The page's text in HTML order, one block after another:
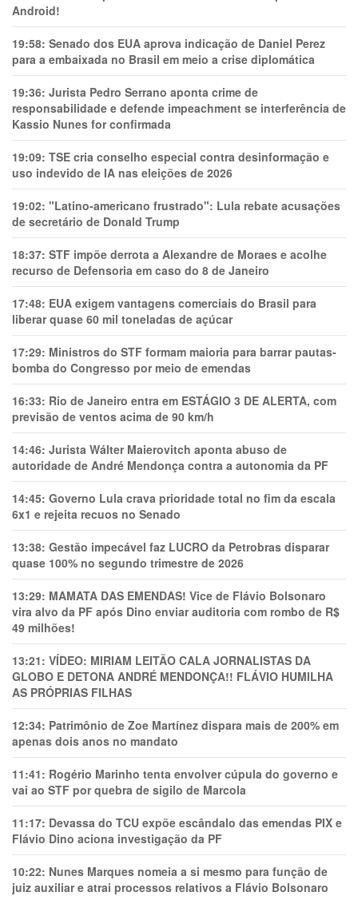
Android!
19:58: Senado dos EUA aprova indicação de Daniel Perez
para a embaixada no Brasil em meio a crise diplomática
19:36: Jurista Pedro Serrano aponta crime de
responsabilidade e defende impeachment se interferência de
Kassio Nunes for confirmada
19:09: TSE cria conselho especial contra desinformação e
uso indevido de IA nas eleições de 2026
19:02: "Latino-americano frustrado": Lula rebate acusações
de secretário de Donald Trump
18:37: STF impõe derrota a Alexandre de Moraes e acolhe
recurso de Defensoria em caso do 8 de Janeiro
17:48: EUA exigem vantagens comerciais do Brasil para
liberar quase 60 mil toneladas de açúcar
17:29: Ministros do STF formam maioria para barrar pautas-
bomba do Congresso por meio de emendas
16:33: Rio de Janeiro entra em ESTÁGIO 3 DE ALERTA, com
previsão de ventos acima de 90 km/h
14:46: Jurista Wálter Maierovitch aponta abuso de
autoridade de André Mendonça contra a autonomia da PF
14:45: Governo Lula crava prioridade total no fim da escala
6x1 e rejeita recuos no Senado
13:38: Gestão impecável faz LUCRO da Petrobras disparar
quase 100% no segundo trimestre de 2026
13:29: MAMATA DAS EMENDAS! Vice de Flávio Bolsonaro
vira alvo da PF após Dino enviar auditoria com rombo de R$
49 milhões!
13:21: VÍDEO: MIRIAM LEITÃO CALA JORNALISTAS DA
GLOBO E DETONA ANDRÉ MENDONÇA!! FLÁVIO HUMILHA
AS PRÓPRIAS FILHAS
12:34: Patrimônio de Zoe Martínez dispara mais de 200% em
apenas dois anos no mandato
11:41: Rogério Marinho tenta envolver cúpula do governo e
vai ao STF por quebra de sigilo de Marcola
11:17: Devassa do TCU expõe escândalo das emendas PIX e
Flávio Dino aciona investigação da PF
10:22: Nunes Marques nomeia a si mesmo para função de
juiz auxiliar e atrai processos relativos a Flávio Bolsonaro